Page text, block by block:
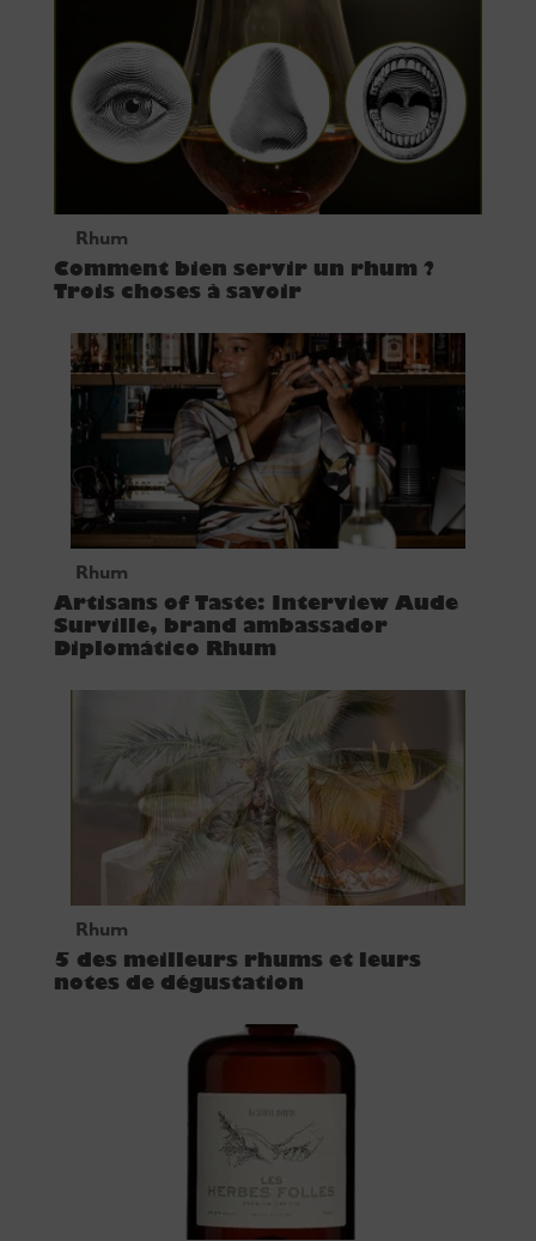
Rhum
Comment bien servir un rhum ?
Trois choses à savoir
Rhum
Artisans of Taste: Interview Aude
Surville, brand ambassador
Diplomático Rhum
Rhum
5 des meilleurs rhums et leurs
notes de dégustation